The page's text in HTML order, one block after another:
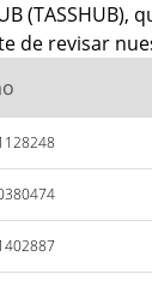
(TASSHUB),
de revisar